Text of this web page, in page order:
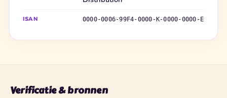
ISAN 0000-0006-99F4-0000-K-0000-0000-E
Verificatie & bronnen